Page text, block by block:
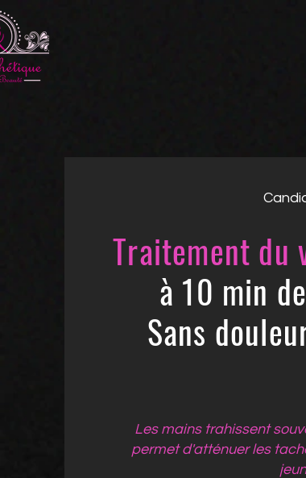
Traitement du
à 10 min de
Sans
Les mains trahissent
permet d'atténuer les